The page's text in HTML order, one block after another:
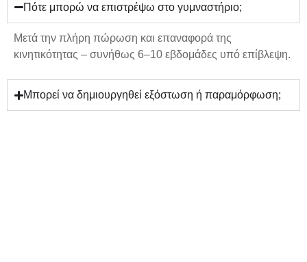
Πότε μπορώ να επιστρέψω στο γυμναστήριο;
Μετά την πλήρη πώρωση και επαναφορά της
κινητικότητας – συνήθως 6–10 εβδομάδες υπό επίβλεψη.
Μπορεί να δημιουργηθεί εξόστωση ή παραμόρφωση;